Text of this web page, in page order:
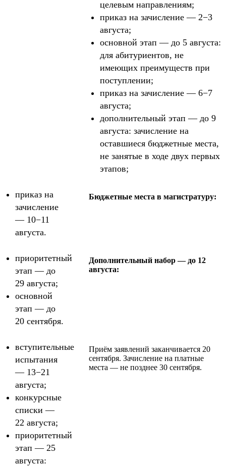
целевым направлениям;
приказ на зачисление — 2−3
августа;
основной этап — до 5 августа:
для абитуриентов, не
имеющих преимуществ при
поступлении;
приказ на зачисление — 6−7
августа;
дополнительный этап — до 9
августа: зачисление на
оставшиеся бюджетные места,
не занятые в ходе двух первых
этапов;
приказ на
зачисление
— 10−11
августа.
Бюджетные места в магистратуру:
приоритетный
этап — до
29 августа;
основной
этап — до
20 сентября.
Дополнительный набор — до 12
августа:
вступительные
испытания
— 13−21
августа;
конкурсные
списки —
22 августа;
приоритетный
этап — 25
августа:
Приём заявлений заканчивается 20
сентября. Зачисление на платные
места — не позднее 30 сентября.